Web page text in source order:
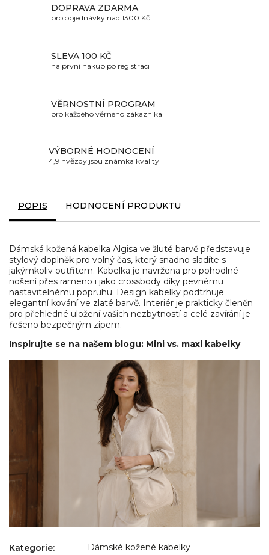
DOPRAVA ZDARMA
pro objednávky nad 1300 Kč
SLEVA 100 KČ
na první nákup po registraci
VĚRNOSTNÍ PROGRAM
pro každého věrného zákazníka
VÝBORNÉ HODNOCENÍ
4,9 hvězdy jsou známka kvality
POPIS HODNOCENÍ PRODUKTU
Dámská kožená kabelka Algisa ve žluté barvě představuje
stylový doplněk pro volný čas, který snadno sladíte s
jakýmkoliv outfitem. Kabelka je navržena pro pohodlné
nošení přes rameno i jako crossbody díky pevnému
nastavitelnému popruhu. Design kabelky podtrhuje
elegantní kování ve zlaté barvě. Interiér je prakticky členěn
pro přehledné uložení vašich nezbytností a celé zavírání je
řešeno bezpečným zipem.
Inspirujte se na našem blogu: Mini vs. maxi kabelky
Kategorie: Dámské kožené kabelky